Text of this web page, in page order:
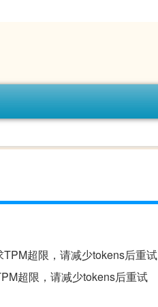
超限，请减少tokens后重试
超限，请减少tokens后重试